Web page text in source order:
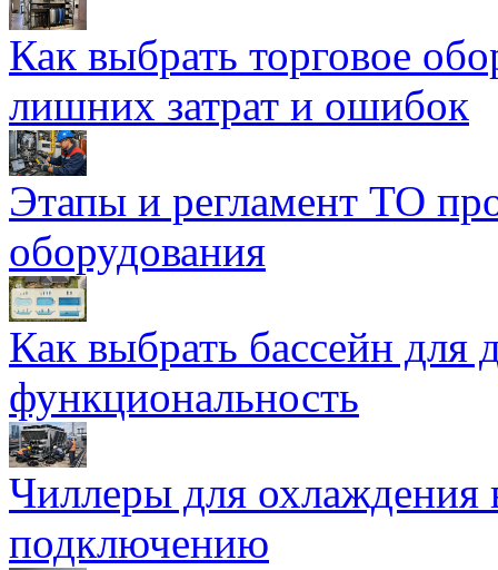
Как выбрать торговое
лишних затрат и ошибок
Этапы и регламент ТО
оборудования
Как выбрать бассейн для
функциональность
Чиллеры для охлаждения
подключению